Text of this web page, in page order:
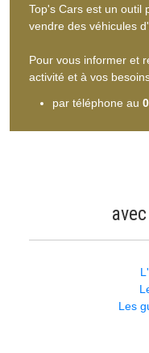
Top's Cars est un outil
vendre des véhicules
Pour vous informer et
activité et à vos
par téléphone au
Les